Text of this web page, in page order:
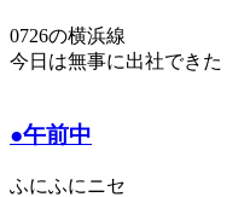
0726の横浜線
今日は無事に出社できた
●午前中
ふにふにニセ